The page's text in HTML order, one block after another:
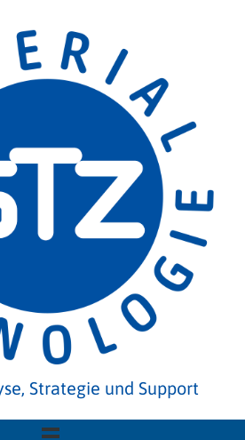
Strategie und Support